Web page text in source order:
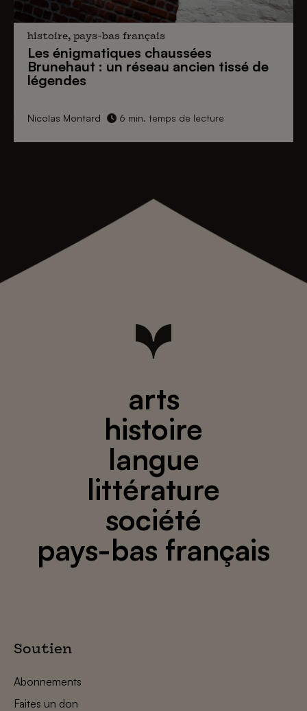
histoire, pays-bas français
Les énigmatiques chaussées
Brunehaut : un réseau ancien tissé de
légendes
Nicolas Montard 6 min. temps de lecture
arts
histoire
langue
littérature
société
pays-bas français
Soutien
Abonnements
Faites un don